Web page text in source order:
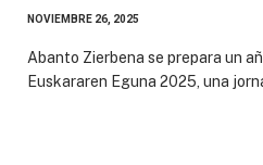
NOVIEMBRE 26, 2025
Abanto Zierbena se prepara un
Euskararen Eguna 2025, una